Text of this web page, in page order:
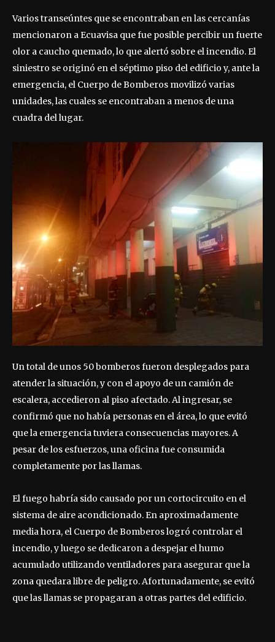
Varios transeúntes que se encontraban en las cercanías
mencionaron a Ecuavisa que fue posible percibir un fuerte
olor a caucho quemado, lo que alertó sobre el incendio. El
siniestro se originó en el séptimo piso del edificio y, ante la
emergencia, el Cuerpo de Bomberos movilizó varias
unidades, las cuales se encontraban a menos de una
cuadra del lugar.
Un total de unos 50 bomberos fueron desplegados para
atender la situación, y con el apoyo de un camión de
escalera, accedieron al piso afectado. Al ingresar, se
confirmó que no había personas en el área, lo que evitó
que la emergencia tuviera consecuencias mayores. A
pesar de los esfuerzos, una oficina fue consumida
completamente por las llamas.
El fuego habría sido causado por un cortocircuito en el
sistema de aire acondicionado. En aproximadamente
media hora, el Cuerpo de Bomberos logró controlar el
incendio, y luego se dedicaron a despejar el humo
acumulado utilizando ventiladores para asegurar que la
zona quedara libre de peligro. Afortunadamente, se evitó
que las llamas se propagaran a otras partes del edificio.